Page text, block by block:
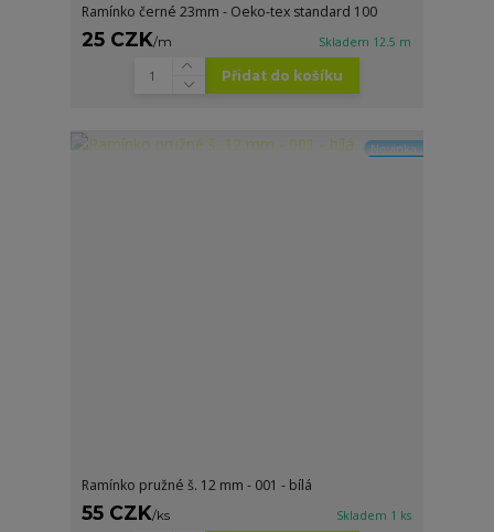
Ramínko černé 23mm - Oeko-tex standard 100
25 CZK/m Skladem 12.5 m
Přidat do košíku
Novinka
Ramínko pružné š. 12 mm - 001 - bílá
55 CZK/ks Skladem 1 ks